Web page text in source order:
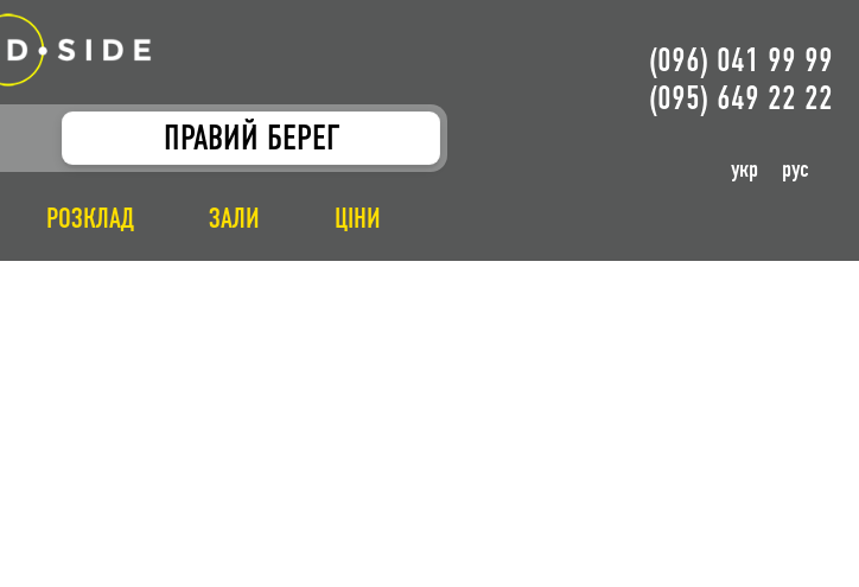
ПРАВИЙ БЕРЕГ
(096) 041 99 99
(095) 649 22 22
укр рус
РОЗКЛАД ЗАЛИ ЦІНИ